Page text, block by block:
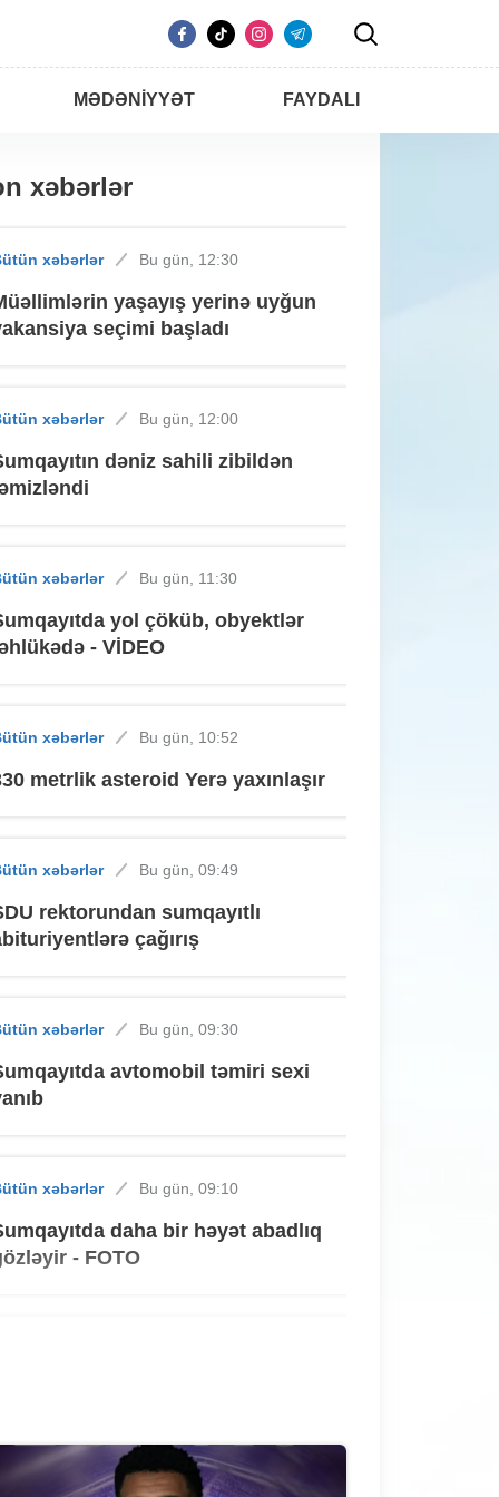
MƏDƏNIYYƏT FAYDALI
xəbərlər
xəbərlər Bu gün, 12:30
yaşayış yerinə uyğun
seçimi başladı
xəbərlər Bu gün, 12:00
dəniz sahili zibildən
xəbərlər Bu gün, 11:30
yol çöküb, obyektlər
- VİDEO
xəbərlər Bu gün, 10:52
metrlik asteroid Yerə yaxınlaşır
xəbərlər Bu gün, 09:49
rektorundan sumqayıtlı
çağırış
xəbərlər Bu gün, 09:30
avtomobil təmiri sexi
xəbərlər Bu gün, 09:10
daha bir həyət abadlıq
- FOTO